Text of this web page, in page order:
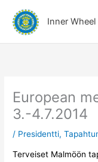
sisältöön
Inner
European
3.-4.7.2014
/ Presidentti,
Terveiset Malmöön
i
h
m
ä
t